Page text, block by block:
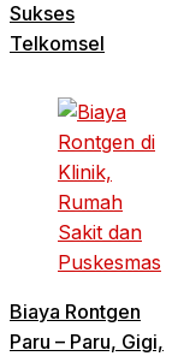
Sukses
Telkomsel
Biaya Rontgen
Paru – Paru, Gigi,